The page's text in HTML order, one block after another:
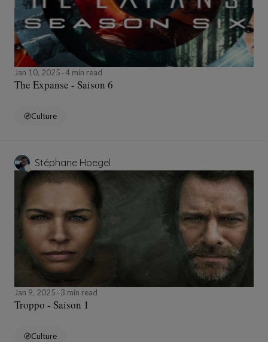
Jan 10, 2025 4 min read
The Expanse - Saison 6
Culture
Stéphane Hoegel
Jan 9, 2025 3 min read
Troppo - Saison 1
Culture